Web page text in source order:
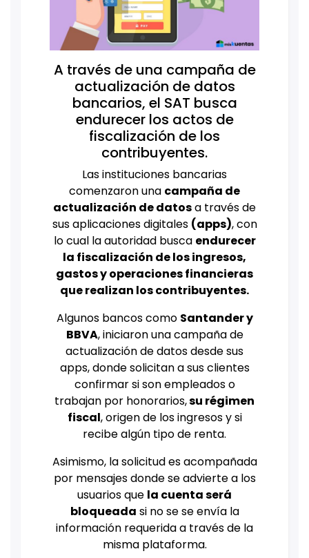
A través de una campaña de
actualización de datos
bancarios, el SAT busca
endurecer los actos de
fiscalización de los
contribuyentes.
Las instituciones bancarias
comenzaron una campaña de
actualización de datosa través de
sus aplicaciones digitales (apps), con
lo cual la autoridad busca endurecer
la fiscalización de los ingresos,
gastos y operaciones financieras
que realizan los contribuyentes.
Algunos bancos como Santander y
BBVA, iniciaron una campaña de
actualización de datos desde sus
apps, donde solicitan a sus clientes
confirmar si son empleados o
trabajan por honorarios,su régimen
fiscal, origen de los ingresos y si
recibe algún tipo de renta.
Asimismo, la solicitud es acompañada
por mensajes donde se advierte a los
usuarios que la cuenta será
bloqueada si no se se envía la
información requerida a través de la
misma plataforma.